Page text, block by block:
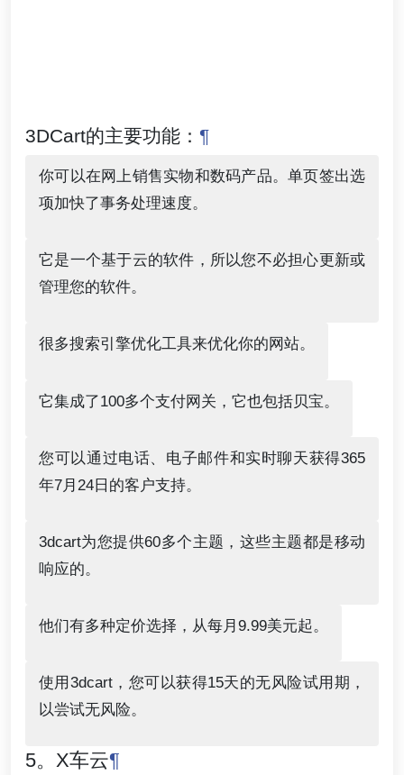
3DCart的主要功能： ¶
你可以在网上销售实物和数码产品。单页签出选
项加快了事务处理速度。
它是一个基于云的软件，所以您不必担心更新或
管理您的软件。
很多搜索引擎优化工具来优化你的网站。
它集成了100多个支付网关，它也包括贝宝。
您可以通过电话、电子邮件和实时聊天获得365
年7月24日的客户支持。
3dcart为您提供60多个主题，这些主题都是移动
响应的。
他们有多种定价选择，从每月9.99美元起。
使用3dcart，您可以获得15天的无风险试用期，
以尝试无风险。
5。X车云¶